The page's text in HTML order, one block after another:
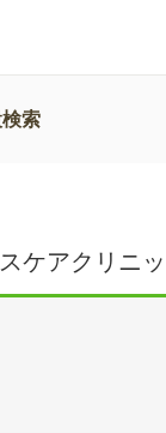
索
ケアクリニ